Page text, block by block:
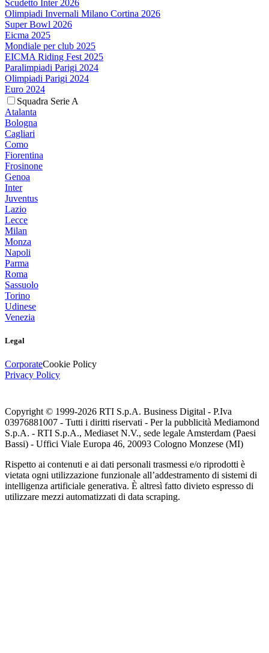
Scudetto Inter 2026
Olimpiadi Invernali Milano Cortina 2026
Super Bowl 2026
Eicma 2025
Mondiale per club 2025
EICMA Riding Fest 2025
Paralimpiadi Parigi 2024
Olimpiadi Parigi 2024
Euro 2024
Squadra Serie A
Atalanta
Bologna
Cagliari
Como
Fiorentina
Frosinone
Genoa
Inter
Juventus
Lazio
Lecce
Milan
Monza
Napoli
Parma
Roma
Sassuolo
Torino
Udinese
Venezia
Legal
CorporateCookie Policy
Privacy Policy
Copyright © 1999-2026 RTI S.p.A. Business Digital - P.Iva
03976881007 - Tutti i diritti riservati - Per la pubblicità Mediamond
S.p.A. - RTI S.p.A., Mediaset N.V., sede legale Amsterdam (Paesi
Bassi) - Uffici Viale Europa 46, 20093 Cologno Monzese (MI)
Rispetto ai contenuti e ai dati personali trasmessi e/o riprodotti è
vietata ogni utilizzazione funzionale all’addestramento di sistemi di
intelligenza artificiale generativa. È altresì fatto divieto espresso di
utilizzare mezzi automatizzati di data scraping.